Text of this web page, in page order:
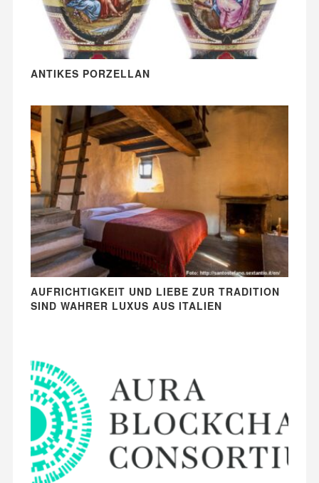
ANTIKES PORZELLAN
AUFRICHTIGKEIT UND LIEBE ZUR TRADITION
SIND WAHRER LUXUS AUS ITALIEN